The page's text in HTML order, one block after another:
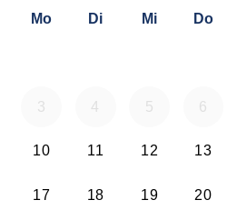
Mo Di Mi Do
3 4 5 6
10 11 12 13
17 18 19 20